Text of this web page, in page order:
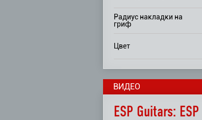
Радиус накладки на
гриф
Цвет
ВИДЕО
ESP Guitars: